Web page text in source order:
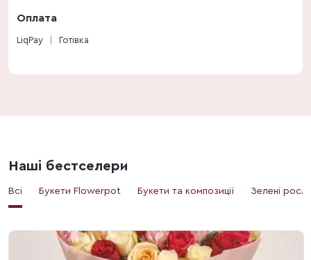
Оплата
LiqPay Готівка
Наші бестселери
Всі Букети Flowerpot Букети та композиції Зелені